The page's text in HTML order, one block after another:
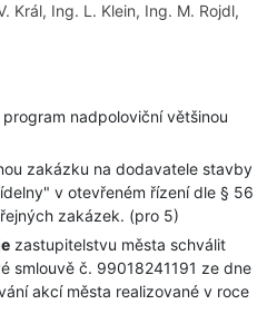
Král, Ing. L. Klein, Ing. M. Rojdl,
nadpoloviční většinou
zakázku na dodavatele stavby
v otevřeném řízení dle § 56
zakázek. (pro 5)
zastupitelstvu města schválit
smlouvě č. 99018241191 ze dne
akcí města realizované v roce